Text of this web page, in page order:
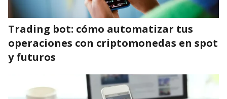
Trading bot: cómo automatizar tus
operaciones con criptomonedas en spot
y futuros